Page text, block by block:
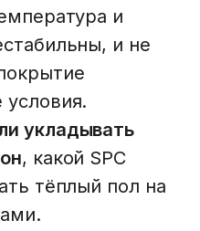
и
и не
укладывать
, какой SPC
тёплый пол на